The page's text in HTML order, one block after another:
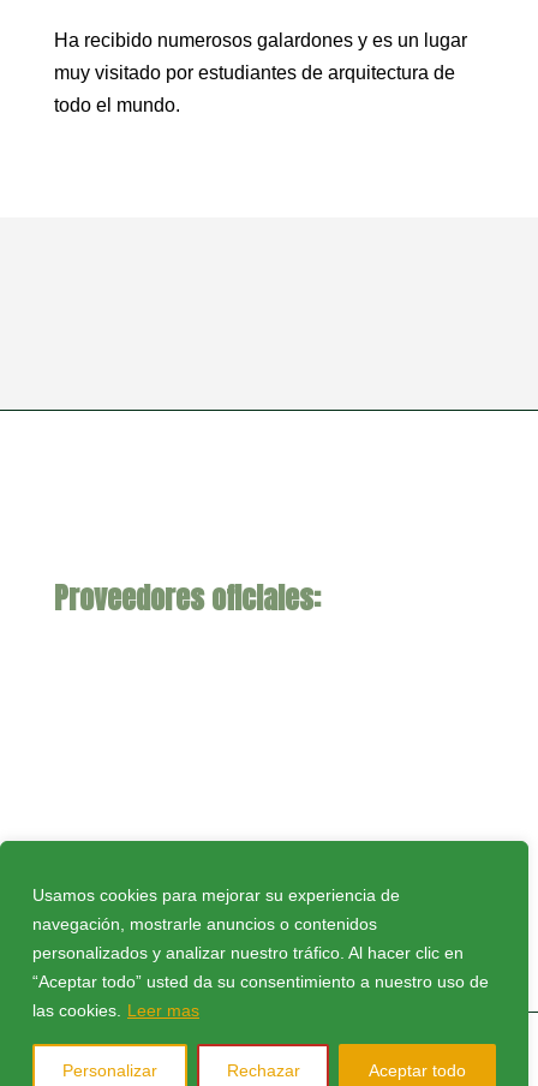
Usamos cookies para mejorar su experiencia de
navegación, mostrarle anuncios o contenidos
personalizados y analizar nuestro tráfico. Al hacer clic en
“Aceptar todo” usted da su consentimiento a nuestro uso de
las cookies.
Leer mas
Personalizar Rechazar Aceptar todo
Ha recibido numerosos galardones y es un lugar
muy visitado por estudiantes de arquitectura de
todo el mundo.
Proveedores oficiales:
Política de privacidad|Política de cookies
Aviso Legal|Compromiso Ley Protección de
© 2026 Todos los derechos reservados CB Peñas
Huesca. Web diseñada porPosaDigital –